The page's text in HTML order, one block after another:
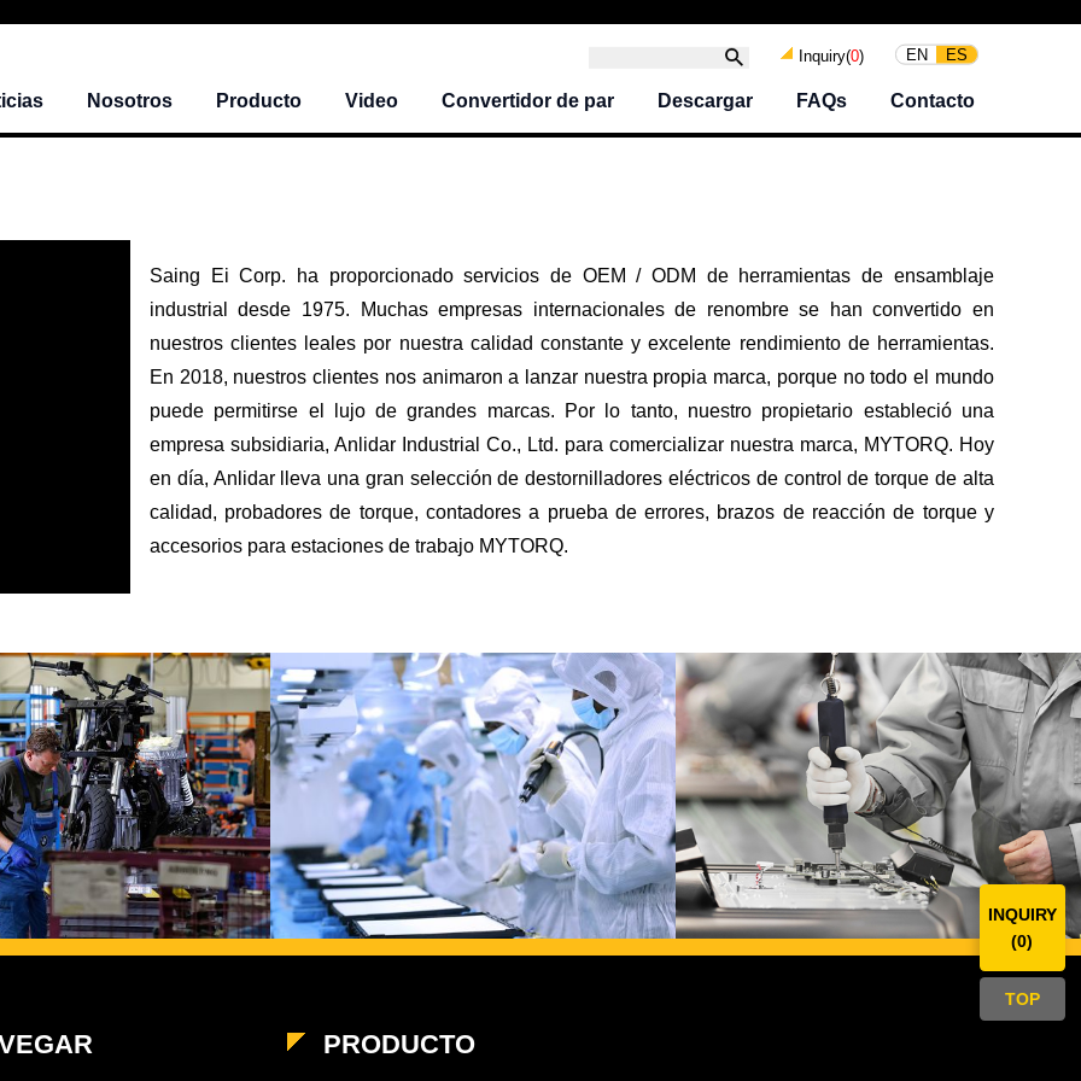
Inquiry(0) EN ES
Nosotros Producto Video Convertidor de par Descargar FAQs Contacto
INQUIRY
(0)
TOP
Saing Ei Corp. ha proporcionado servicios de OEM / ODM de herramientas de ensamblaje
industrial desde 1975. Muchas empresas internacionales de renombre se han convertido en
nuestros clientes leales por nuestra calidad constante y excelente rendimiento de herramientas.
En 2018, nuestros clientes nos animaron a lanzar nuestra propia marca, porque no todo el mundo
puede permitirse el lujo de grandes marcas. Por lo tanto, nuestro propietario estableció una
empresa subsidiaria, Anlidar Industrial Co., Ltd. para comercializar nuestra marca, MYTORQ. Hoy
en día, Anlidar lleva una gran selección de destornilladores eléctricos de control de torque de alta
calidad, probadores de torque, contadores a prueba de errores, brazos de reacción de torque y
accesorios para estaciones de trabajo MYTORQ.
PRODUCTO